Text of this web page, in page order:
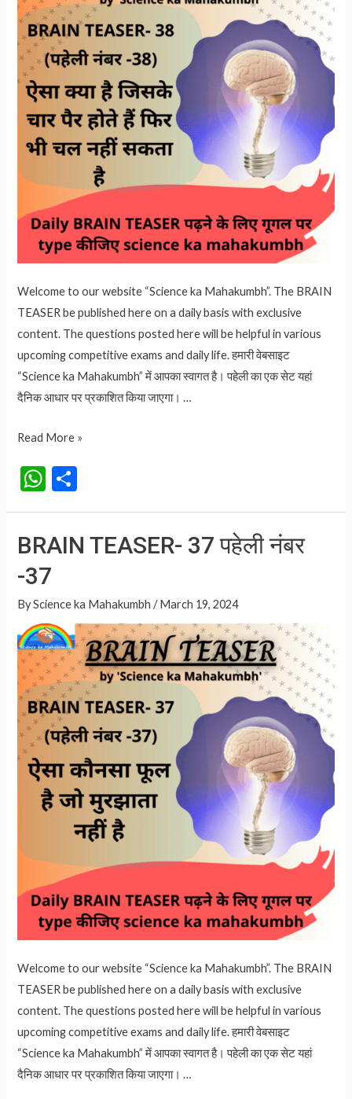
Welcome to our website “Science ka Mahakumbh”. The BRAIN
TEASER be published here on a daily basis with exclusive
content. The questions posted here will be helpful in various
upcoming competitive exams and daily life. हमारी वेबसाइट
“Science ka Mahakumbh” में आपका स्वागत है। पहेली का एक सेट यहां
दैनिक आधार पर प्रकाशित किया जाएगा। …
BRAIN
38
-38
Read More »
W
h
at
s
A
p
p
h
ar
e
BRAIN TEASER- 37 पहेली नंबर
-37
ByScience ka Mahakumbh /March 19, 2024
Welcome to our website “Science ka Mahakumbh”. The BRAIN
TEASER be published here on a daily basis with exclusive
content. The questions posted here will be helpful in various
upcoming competitive exams and daily life. हमारी वेबसाइट
“Science ka Mahakumbh” में आपका स्वागत है। पहेली का एक सेट यहां
दैनिक आधार पर प्रकाशित किया जाएगा। …